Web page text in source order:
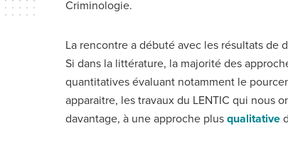
Criminologie.
La rencontre a débuté avec les résultats de
Si dans la littérature, la majorité des
quantitatives évaluant notamment le
apparaitre, les travaux du LENTIC qui nous
davantage, à une approche plusqualitative